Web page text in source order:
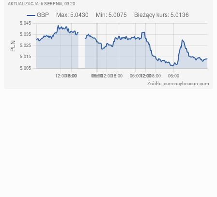
AKTUALIZACJA: 6 SIERPNIA, 03:20
Źródło: currencybeacon.com